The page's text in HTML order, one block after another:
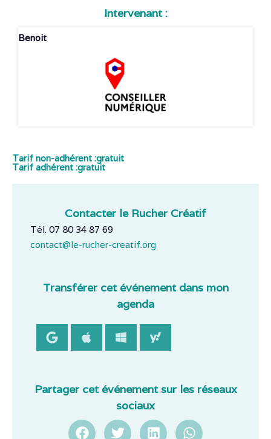
Intervenant :
Benoit
Tarif non-adhérent :gratuit
Tarif adhérent :gratuit
Contacter le Rucher Créatif
Tél. 07 80 34 87 69
contact@le-rucher-creatif.org
Transférer cet événement dans mon
agenda
Partager cet événement sur les réseaux
sociaux